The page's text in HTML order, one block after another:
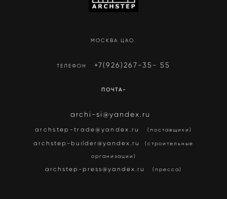
МОСКВА ЦАО.
ТЕЛЕФОН +7(926)267-35- 55
ПОЧТА-
archi-si@yandex.ru
archstep-trade@yandex.ru (поставщики)
archstep-builder@yandex.ru (строительные
организации)
archstep-press@yandex.ru (пресса)